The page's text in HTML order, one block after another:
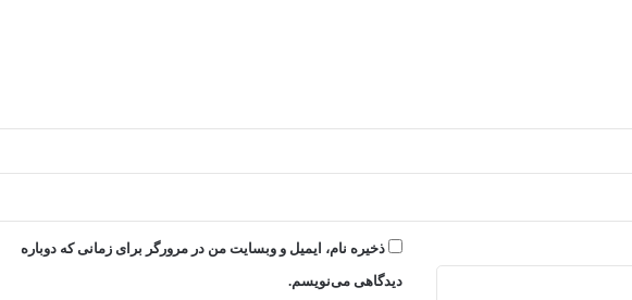
ذخیره نام، ایمیل و وبسایت من در مرورگر برای زمانی که دوباره
دیدگاهی می‌نویسم.